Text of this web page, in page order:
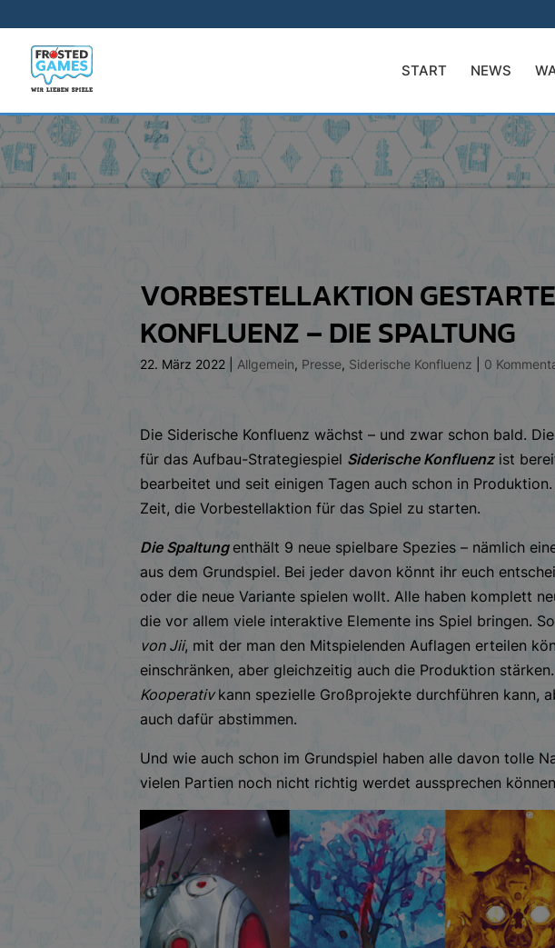
START NEWS
VORBESTELLAKTION
KONFLUENZ – DIE SPALTUNG
22. März 2022 Allgemein, Presse, Siderische Konfluenz 0
Die Siderische Konfluenz wächst – und zwar schon bald.
für das Aufbau-Strategiespiel Siderische Konfluenzist
bearbeitet und seit einigen Tagen auch schon in
Zeit, die Vorbestellaktion für das Spiel zu starten.
Die Spaltung enthält 9 neue spielbare Spezies – nämlich
aus dem Grundspiel. Bei jeder davon könnt ihr euch
oder die neue Variante spielen wollt. Alle haben komplett
die vor allem viele interaktive Elemente ins Spiel bringen.
von Jii, mit der man den Mitspielenden Auflagen erteilen
einschränken, aber gleichzeitig auch die Produktion
Kooperativkann spezielle Großprojekte durchführen kann,
auch dafür abstimmen.
Und wie auch schon im Grundspiel haben alle davon tolle
vielen Partien noch nicht richtig werdet aussprechen